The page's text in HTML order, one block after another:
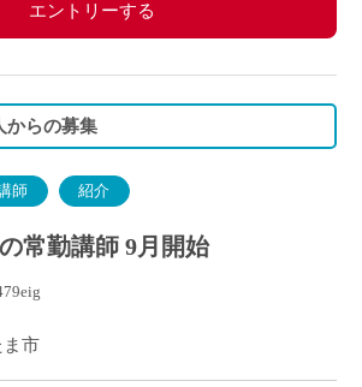
エントリーする
からの募集
師 紹介
常勤講師 9月開始
市